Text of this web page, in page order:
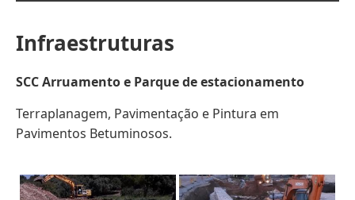
Infraestruturas
SCC Arruamento e Parque de estacionamento
Terraplanagem, Pavimentação e Pintura em
Pavimentos Betuminosos.